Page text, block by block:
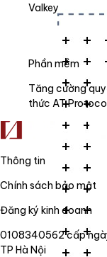
Valkey
Phần mềm
Tăng cường
thức AT
Thông tin
Chính sách bảo mật
Đăng ký kinh doanh
0108340562 cấp
TP Hà Nội